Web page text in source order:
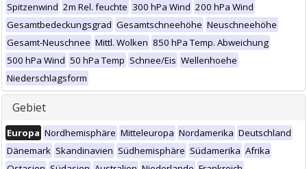
Spitzenwind 2m Rel. feuchte 300 hPa Wind 200 hPa Wind
Gesamtbedeckungsgrad Gesamtschneehöhe Neuschneehöhe
Gesamt-Neuschnee Mittl. Wolken 850 hPa Temp. Abweichung
500 hPa Wind 50 hPa Temp Schnee/Eis Wellenhoehe
Niederschlagsform
Gebiet
Europa Nordhemisphäre Mitteleuropa Nordamerika Deutschland
Dänemark Skandinavien Südhemisphäre Südamerika Afrika